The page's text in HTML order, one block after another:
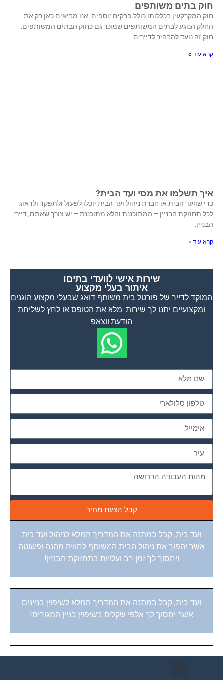
חוק בתים משותפים
חוק המקרקעין בכללותו כולל פרקים נוספים. אנו מביאים כאן רק את
החלק הנוגע לבתים המשותפים שמוכר גם כחוק הבתים המשותפים.
חוק זה נועד להבהיר לדיירים
קרא עוד »
איך תשלמו את מסי ועד הבית?
כדי שוועד הבית או חברת ניהול ועד הבית יוכלו לפעול ולתפקד ולדאוג
לכל תחזוקת הבניין – המתוכננת והלא מתוכננת – יש צורך שאתם, דיירי
הבניין,
קרא עוד »
שירות אישי לוועדי בתים!
איתור בעלי מקצוע
המוקד לדייר של פורטל בית משותף דואג שבעלי מקצוע הוגנים
ומקצועיים יתנו לך שירות. מלא את הטופס או לחץ לשליחת
הודעת ווצאפ
קבל הצעת מחיר
ועד בית, קבל במתנה את המדריך המלא לניהול ועד בית
אשר יהפוך את ניהול הבית המשותף לחוויה מהנה ופשוטה
ויחסוך לך זמן רב ועלויות בתחזוקת הבניין!
ועד בית, קבל במתנה את המדריך המלא לשיפוץ בניינים
אשר יחסוך לך אלפי שקלים בשיפוץ בניין המגורים!